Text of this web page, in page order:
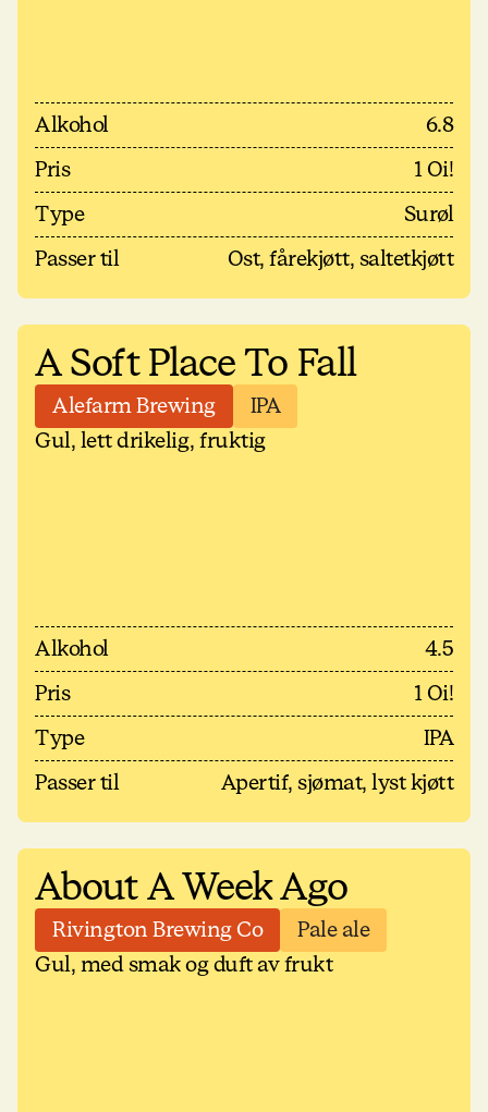
Alkohol
6.8
Pris
1 Oi!
Type
Surøl
Passer til
Ost, fårekjøtt, saltetkjøtt
A Soft Place To Fall
Alefarm Brewing
IPA
Gul, lett drikelig, fruktig
Alkohol
4.5
Pris
1 Oi!
Type
IPA
Passer til
Apertif, sjømat, lyst kjøtt
About A Week Ago
Rivington Brewing Co
Pale ale
Gul, med smak og duft av frukt